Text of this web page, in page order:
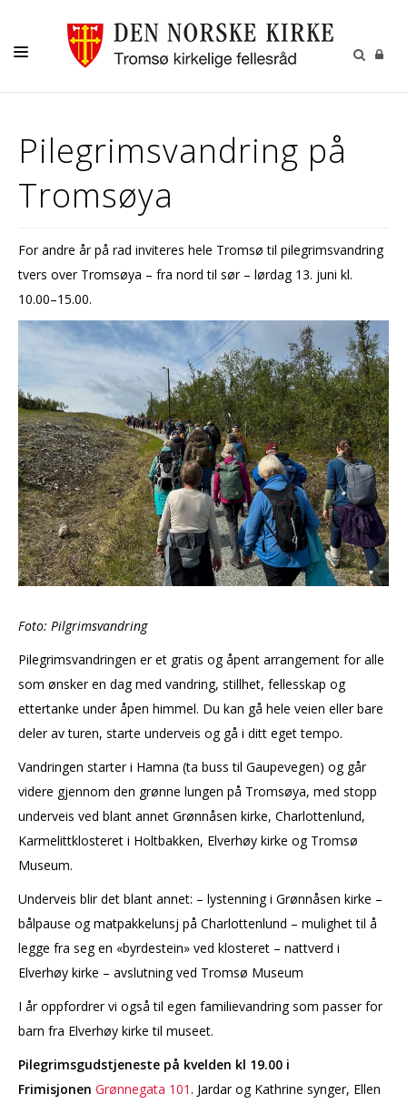
AKTIVITETER OG KONSERTER
DÅP
VIGSEL
KONTAKT
Pilegrimsvandring på
Tromsøya
For andre år på rad inviteres hele Tromsø til pilegrimsvandring
tvers over Tromsøya – fra nord til sør – lørdag 13. juni kl.
10.00–15.00.
Foto: Pilgrimsvandring
Pilegrimsvandringen er et gratis og åpent arrangement for alle
som ønsker en dag med vandring, stillhet, fellesskap og
ettertanke under åpen himmel. Du kan gå hele veien eller bare
deler av turen, starte underveis og gå i ditt eget tempo.
Vandringen starter i Hamna (ta buss til Gaupevegen) og går
videre gjennom den grønne lungen på Tromsøya, med stopp
underveis ved blant annet Grønnåsen kirke, Charlottenlund,
Karmelittklosteret i Holtbakken, Elverhøy kirke og Tromsø
Museum.
Underveis blir det blant annet: – lystenning i Grønnåsen kirke –
bålpause og matpakkelunsj på Charlottenlund – mulighet til å
legge fra seg en «byrdestein» ved klosteret – nattverd i
Elverhøy kirke – avslutning ved Tromsø Museum
I år oppfordrer vi også til egen familievandring som passer for
barn fra Elverhøy kirke til museet.
Pilegrimsgudstjeneste på kvelden kl 19.00 i
Frimisjonen Grønnegata 101. Jardar og Kathrine synger, Ellen